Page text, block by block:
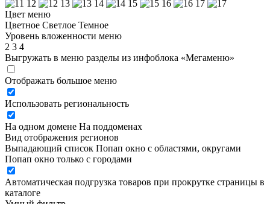
12
13 14 15 16
17
Цвет меню
Цветное Светлое Темное
Уровень вложенности меню
2 3 4
Выгружать в меню разделы из инфоблока «Мегаменю»
Отображать большое меню
Использовать региональность
На одном домене На поддоменах
Вид отображения регионов
Выпадающий список Попап окно c областями, округами
Попап окно только с городами
Автоматическая подгрузка товаров при прокрутке страницы в
каталоге